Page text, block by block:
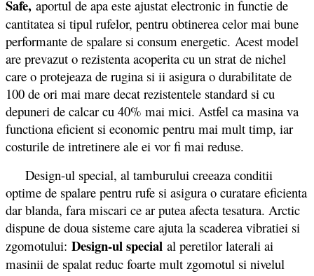
Safe, aportul de apa este ajustat electronic in functie de
cantitatea si tipul rufelor, pentru obtinerea celor mai bune
performante de spalare si consum energetic. Acest model
are prevazut o rezistenta acoperita cu un strat de nichel
care o protejeaza de rugina si ii asigura o durabilitate de
100 de ori mai mare decat rezistentele standard si cu
depuneri de calcar cu 40% mai mici. Astfel ca masina va
functiona eficient si economic pentru mai mult timp, iar
costurile de intretinere ale ei vor fi mai reduse.
Design-ul special, al tamburului creeaza conditii
optime de spalare pentru rufe si asigura o curatare eficienta
dar blanda, fara miscari ce ar putea afecta tesatura. Arctic
dispune de doua sisteme care ajuta la scaderea vibratiei si
zgomotului: Design-ul special al peretilor laterali ai
masinii de spalat reduc foarte mult zgomotul si nivelul